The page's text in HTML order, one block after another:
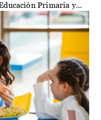
Primaria y...